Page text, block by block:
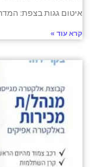
איטום גגות בצפת:
קרא עוד »